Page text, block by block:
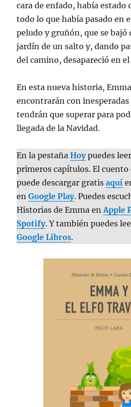
cara de enfado, había estado
todo lo que había pasado en
peludo y gruñón, que se bajó
jardín de un salto y, dando
del camino, desapareció en
En esta nueva historia,
encontrarán con inesperadas
tendrán que superar para
llegada de la Navidad.
En la pestañaHoypuedes
primeros capítulos. El cuento
puede descargar gratisaquí
enGoogle Play. Puedes
Historias de Emma enApple
Spotify. Y también puedes
Google Libros.